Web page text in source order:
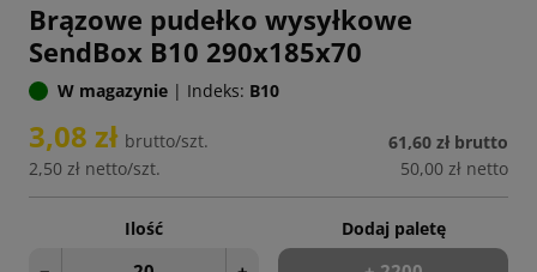
Brązowe pudełko wysyłkowe
SendBox B10 290x185x70
W magazynie | Indeks: B10
3,08 zł brutto/szt.
2,50 zł netto/szt.
61,60 zł brutto
50,00 zł netto
Ilość Dodaj paletę